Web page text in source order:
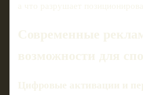
а что разрушает
Современные
возможности для
Цифровые активации и